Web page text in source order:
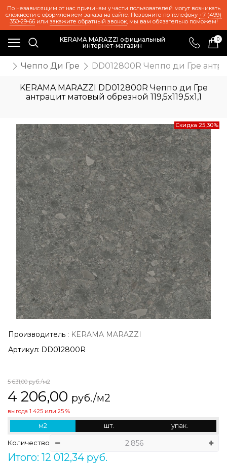
По независящим от нас причинам у части пользователей могут возникать
сложности с оформлением заказа на сайте. Позвоните по телефону +7 (499)
350-29-66или закажите обратный звонок, мы вам обязательно поможем!
KERAMA MARAZZI официальный
интернет-магазин
0
Чеппо Ди Гре DD012800R Чеппо ди Гре
KERAMA MARAZZI DD012800R Чеппо ди Гре
антрацит матовый обрезной 119,5x119,5x1,1
Скидка 25,30%
Производитель : KERAMA MARAZZI
Артикул: DD012800R
5 631,00руб./м2
4 206,00 руб./м2
выгода 1 425или 25 %
м2 шт. упак.
Количество
Итого: 12 012,34 руб.